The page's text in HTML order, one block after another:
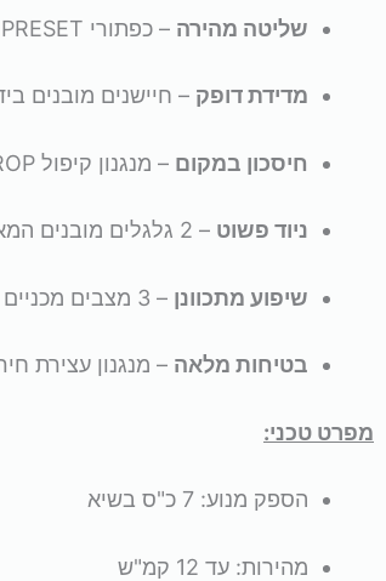
שליטה מהירה – כפתורי PRESET מאפשרים קפיצה ישירה למהירויות שונות בלחיצה אחת.
מדידת דופק – חיישנים מובנים
חיסכון במקום – מנגנון קיפול SOFT-DROP לקיפול קל ובטוח לאחסון נוח.
ניוד פשוט – 2 גלגלים מובנים המאפשרים להעביר את המסילה ממקום למקום ללא מאמץ.
שיפוע מתכוונן – 3 מצבים מכניים להגברת האתגר באימון.
בטיחות מלאה – מנגנון עצירת
מפרט טכני:
הספק מנוע: 7 כ"ס בשיא
מהירות: עד 12 קמ"ש